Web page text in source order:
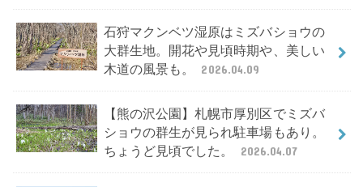
石狩マクンベツ湿原はミズバショウの
大群生地。開花や見頃時期や、美しい
木道の風景も。
2026.04.09
【熊の沢公園】札幌市厚別区でミズバ
ショウの群生が見られ駐車場もあり。
ちょうど見頃でした。
2026.04.07